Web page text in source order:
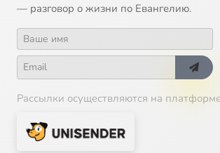
— разговор о жизни по Евангелию.
Рассылки осуществляются на платформе